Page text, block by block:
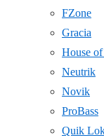
FZone
Gracia
House
Neutrik
Novik
ProBass
Quik